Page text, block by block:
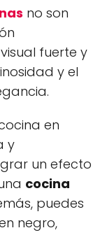
no son
fuerte y
y el
en
y
un efecto
cocina
puedes
negro,